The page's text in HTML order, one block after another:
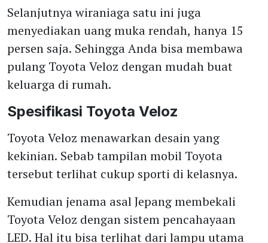
Selanjutnya wiraniaga satu ini juga
menyediakan uang muka rendah, hanya 15
persen saja. Sehingga Anda bisa membawa
pulang Toyota Veloz dengan mudah buat
keluarga di rumah.
Spesifikasi Toyota Veloz
Toyota Veloz menawarkan desain yang
kekinian. Sebab tampilan mobil Toyota
tersebut terlihat cukup sporti di kelasnya.
Kemudian jenama asal Jepang membekali
Toyota Veloz dengan sistem pencahayaan
LED. Hal itu bisa terlihat dari lampu utama